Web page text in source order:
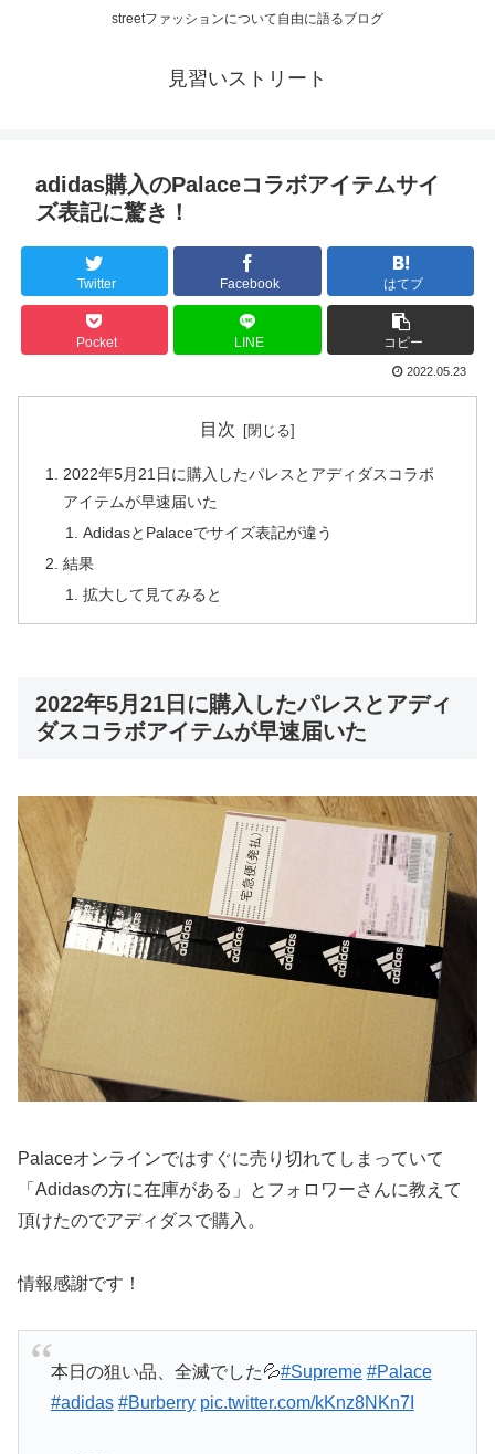
streetファッションについて自由に語るブログ
見習いストリート
adidas購入のPalaceコラボアイテムサイ
ズ表記に驚き！
Twitter Facebook はてブ
Pocket LINE コピー
2022.05.23
目次
2022年5月21日に購入したパレスとアディダスコラボ
アイテムが早速届いた
AdidasとPalaceでサイズ表記が違う
結果
拡大して見てみると
2022年5月21日に購入したパレスとアディ
ダスコラボアイテムが早速届いた
Palaceオンラインではすぐに売り切れてしまっていて
「Adidasの方に在庫がある」とフォロワーさんに教えて
頂けたのでアディダスで購入。
情報感謝です！
本日の狙い品、全滅でした💦#Supreme #Palace
#adidas #Burberry pic.twitter.com/kKnz8NKn7I